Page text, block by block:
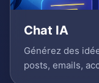
Chat IA
Générez des
posts, emails,